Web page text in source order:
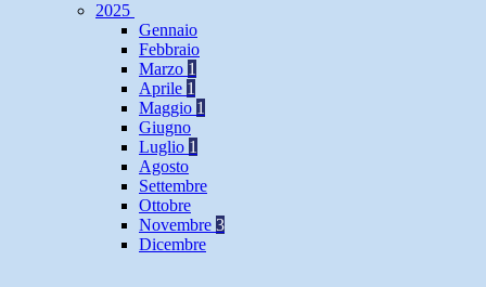
2025
Gennaio
Febbraio
Marzo 1
Aprile 1
Maggio 1
Giugno
Luglio 1
Agosto
Settembre
Ottobre
Novembre 3
Dicembre